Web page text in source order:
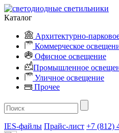
Каталог
Архитектурно-
Коммерческое
Офисное освещение
Промышленное
Уличное освещение
Прочее
IES-файлы Прайс-лист +7 (812)